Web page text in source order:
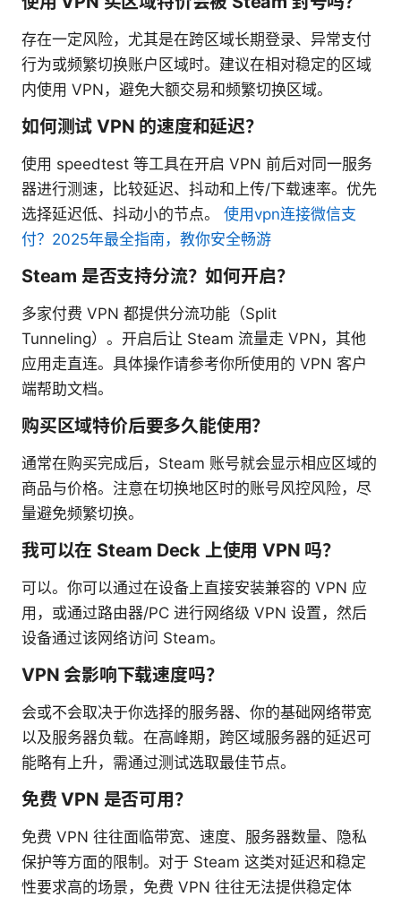
存在一定风险，尤其是在跨区域长期登录、异常支付
行为或频繁切换账户区域时。建议在相对稳定的区域
内使用 VPN，避免大额交易和频繁切换区域。
如何测试 VPN 的速度和延迟？
使用 speedtest 等工具在开启 VPN 前后对同一服务
器进行测速，比较延迟、抖动和上传/下载速率。优先
选择延迟低、抖动小的节点。 使用vpn连接微信支
付？2025年最全指南，教你安全畅游
Steam 是否支持分流？如何开启？
多家付费 VPN 都提供分流功能（Split
Tunneling）。开启后让 Steam 流量走 VPN，其他
应用走直连。具体操作请参考你所使用的 VPN 客户
端帮助文档。
购买区域特价后要多久能使用？
通常在购买完成后，Steam 账号就会显示相应区域的
商品与价格。注意在切换地区时的账号风控风险，尽
量避免频繁切换。
我可以在 Steam Deck 上使用 VPN 吗？
可以。你可以通过在设备上直接安装兼容的 VPN 应
用，或通过路由器/PC 进行网络级 VPN 设置，然后
设备通过该网络访问 Steam。
VPN 会影响下载速度吗？
会或不会取决于你选择的服务器、你的基础网络带宽
以及服务器负载。在高峰期，跨区域服务器的延迟可
能略有上升，需通过测试选取最佳节点。
免费 VPN 是否可用？
免费 VPN 往往面临带宽、速度、服务器数量、隐私
保护等方面的限制。对于 Steam 这类对延迟和稳定
性要求高的场景，免费 VPN 往往无法提供稳定体